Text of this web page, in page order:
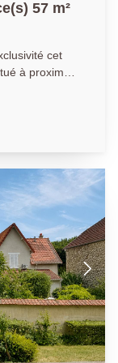
57 m²
cet
à proximité
A
donnant
pièces
18 m² avec
et
si on le
une
parking en
de toutes
et